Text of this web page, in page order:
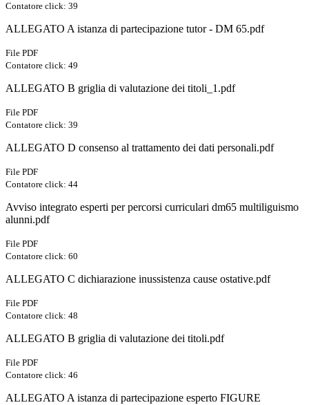
Contatore click: 39
ALLEGATO A istanza di partecipazione tutor - DM 65.pdf
File PDF
Contatore click: 49
ALLEGATO B griglia di valutazione dei titoli_1.pdf
File PDF
Contatore click: 39
ALLEGATO D consenso al trattamento dei dati personali.pdf
File PDF
Contatore click: 44
Avviso integrato esperti per percorsi curriculari dm65 multiliguismo
alunni.pdf
File PDF
Contatore click: 60
ALLEGATO C dichiarazione inussistenza cause ostative.pdf
File PDF
Contatore click: 48
ALLEGATO B griglia di valutazione dei titoli.pdf
File PDF
Contatore click: 46
ALLEGATO A istanza di partecipazione esperto FIGURE